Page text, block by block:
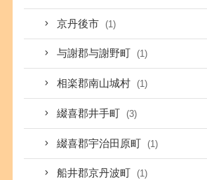
京丹後市 (1)
与謝郡与謝野町 (1)
相楽郡南山城村 (1)
綴喜郡井手町 (3)
綴喜郡宇治田原町 (1)
船井郡京丹波町 (1)